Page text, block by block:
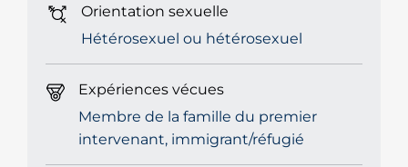
Orientation sexuelle
Hétérosexuel ou hétérosexuel
Expériences vécues
Membre de la famille du premier
intervenant, immigrant/réfugié